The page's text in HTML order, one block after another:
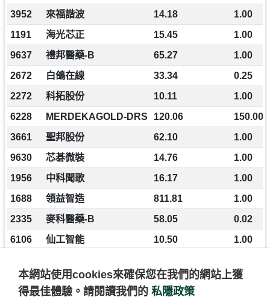
3952
來福諧波 14.18
1.00
1191
海光芯正 15.45
1.00
9637
禮邦醫藥-B 65.27
1.00
2672
白鴿在線 33.34
0.25
2272
科拓股份 10.11
1.00
6228
MERDEKAGOLD-DRS 120.06
150.00
3661
聖邦股份 62.10
1.00
9630
芯碁微裝 14.76
1.00
1956
中科聞歌 16.17
1.00
1688
領益智造 811.81
1.00
2335
麥科醫藥-B 58.05
0.02
6106
仙工智能 10.50 1.00
本網站使用cookies來確保您在我們的網站上獲
得最佳體驗。 請閱讀我們的 私隱政策